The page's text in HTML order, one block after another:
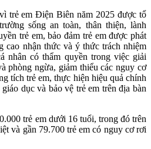
trẻ em Điện Biên năm 2025 được tổ
sống an toàn, thân thiện, lành
trẻ em, bảo đảm trẻ em được phát
cao nhận thức và ý thức trách nhiệm
nhân có thẩm quyền trong việc giải
phòng ngừa, giảm thiểu các nguy cơ
tích trẻ em, thực hiện hiệu quả chính
dục và bảo vệ trẻ em trên địa bàn
trẻ em dưới 16 tuổi, trong đó trên
và gần 79.700 trẻ em có nguy cơ rơi